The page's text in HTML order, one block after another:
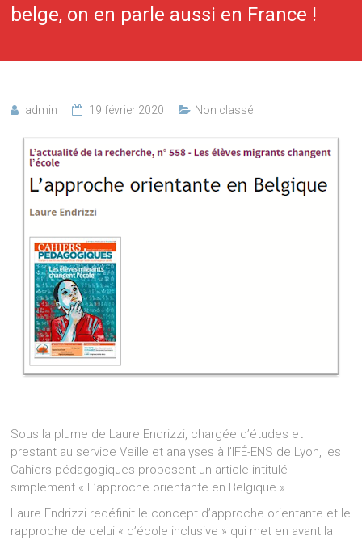
belge, on en parle aussi en France !
admin 19 février 2020 Non classé
Sous la plume de Laure Endrizzi, chargée d’études et
prestant au service Veille et analyses à l’IFÉ-ENS de Lyon, les
Cahiers pédagogiques proposent un article intitulé
simplement « L’approche orientante en Belgique ».
Laure Endrizzi redéfinit le concept d’approche orientante et le
rapproche de celui « d’école inclusive » qui met en avant la